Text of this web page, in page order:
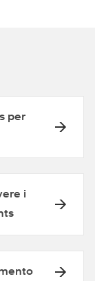
per
i